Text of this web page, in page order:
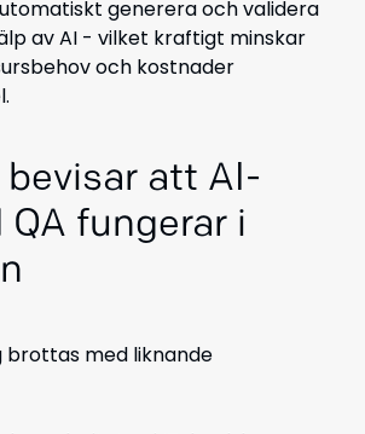
generera och validera
av AI - vilket kraftigt minskar
och kostnader
bevisar att AI-
QA fungerar i
brottas med liknande